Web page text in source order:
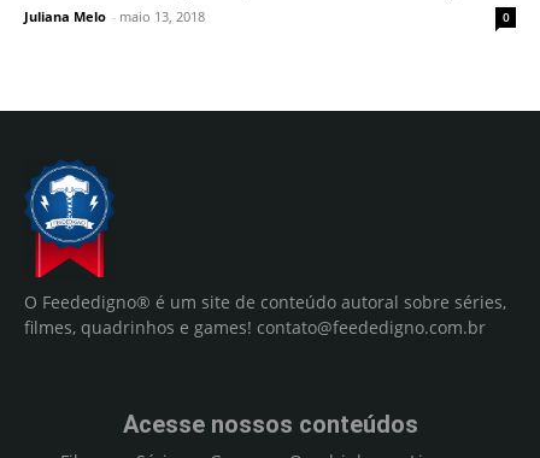
Juliana Melo - maio 13, 2018 0
O Feededigno® é um site de conteúdo autoral sobre séries,
filmes, quadrinhos e games! contato@feededigno.com.br
Acesse nossos conteúdos